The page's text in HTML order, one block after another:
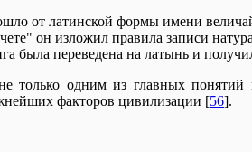
от латинской формы имени
он изложил правила записи
была переведена на латынь и
только одним из главных
факторов цивилизации [56].